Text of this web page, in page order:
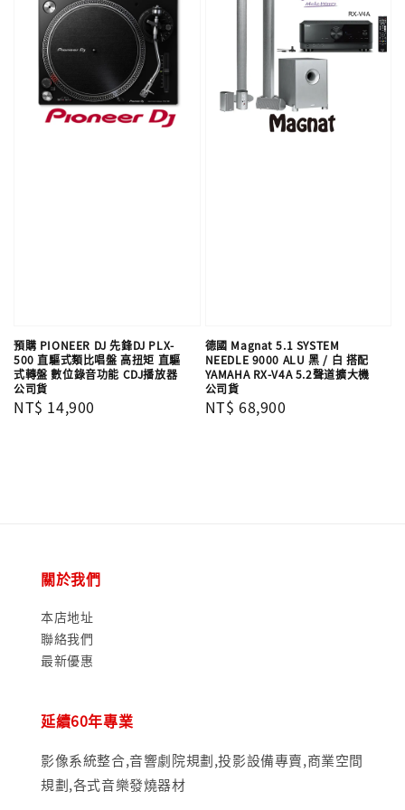
預購 PIONEER DJ 先鋒DJ PLX-
500 直驅式類比唱盤 高扭矩 直驅
式轉盤 數位錄音功能 CDJ播放器
公司貨
Regular
NT$ 14,900
德國 Magnat 5.1 SYSTEM
NEEDLE 9000 ALU 黑 / 白 搭配
YAMAHA RX-V4A 5.2聲道擴大機
公司貨
Regular
NT$ 68,900
關於我們
本店地址
聯絡我們
最新優惠
延續60年專業
影像系統整合,音響劇院規劃,投影設備專賣,商業空間
規劃,各式音樂發燒器材